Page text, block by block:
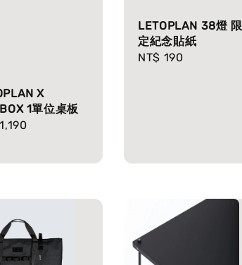
X
1單位桌板
LETOPLAN 38燈 限
定紀念貼紙
Regular
NT$ 190